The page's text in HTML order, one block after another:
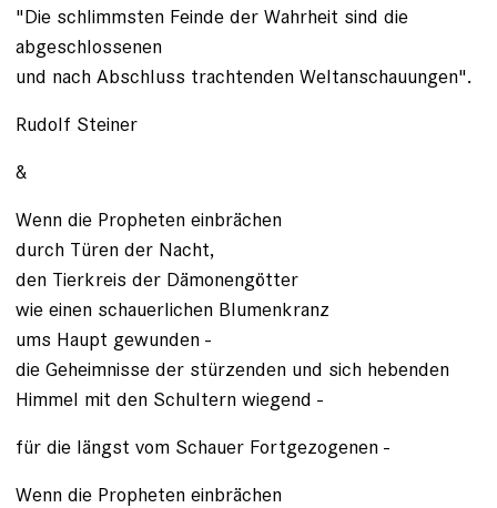
"Die schlimmsten Feinde der Wahrheit sind die
abgeschlossenen
und nach Abschluss trachtenden Weltanschauungen".
Rudolf Steiner
&
Wenn die Propheten einbrächen
durch Türen der Nacht,
den Tierkreis der Dämonengötter
wie einen schauerlichen Blumenkranz
ums Haupt gewunden -
die Geheimnisse der stürzenden und sich hebenden
Himmel mit den Schultern wiegend -
für die längst vom Schauer Fortgezogenen -
Wenn die Propheten einbrächen